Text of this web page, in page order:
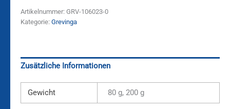
Artikelnummer: GRV-106023-0
Kategorie: Grevinga
Zusätzliche Informationen
Gewicht 80 g, 200 g